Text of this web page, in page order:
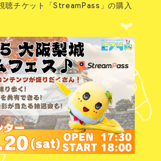
聴チケット「StreamPass」の購入